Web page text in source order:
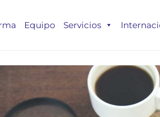
Equipo Servicios